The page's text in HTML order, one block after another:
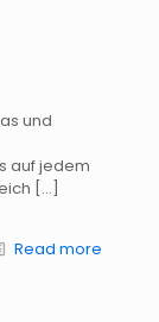
und
auf jedem
[…]
Read more